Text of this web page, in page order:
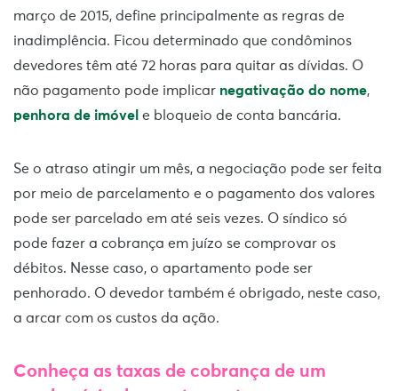
março de 2015, define principalmente as regras de
inadimplência. Ficou determinado que condôminos
devedores têm até 72 horas para quitar as dívidas. O
não pagamento pode implicar negativação do nome,
penhora de imóvel e bloqueio de conta bancária.
Se o atraso atingir um mês, a negociação pode ser feita
por meio de parcelamento e o pagamento dos valores
pode ser parcelado em até seis vezes. O síndico só
pode fazer a cobrança em juízo se comprovar os
débitos. Nesse caso, o apartamento pode ser
penhorado. O devedor também é obrigado, neste caso,
a arcar com os custos da ação.
Conheça as taxas de cobrança de um